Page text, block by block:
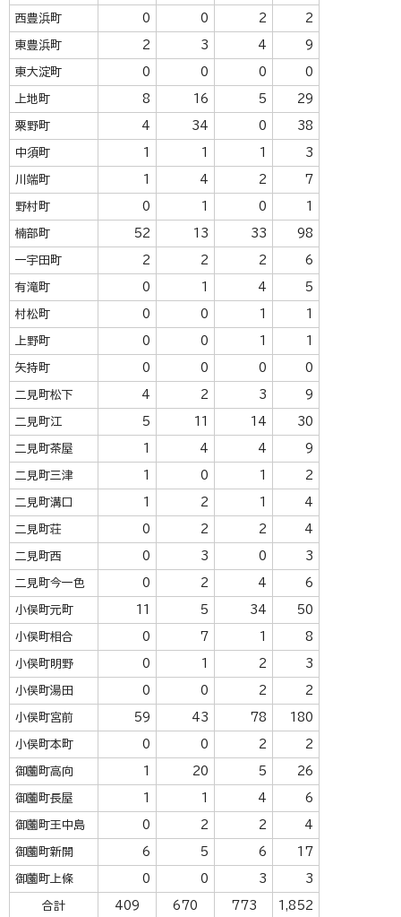
西豊浜町 0 0 2 2
東豊浜町 2 3 4 9
東大淀町 0 0 0 0
上地町 8 16 5 29
粟野町 4 34 0 38
中須町 3
川端町 4 2 7
野村町 0 0
楠部町 52 13 33 98
一宇田町 2 2 2 6
有滝町 0 4 5
村松町 0 0
上野町 0 0
矢持町 0 0 0 0
二見町松下 4 2 3 9
二見町江 5 14 30
二見町茶屋 4 4 9
二見町三津 0 2
二見町溝口 2 4
二見町荘 0 2 2 4
二見町西 0 3 0 3
二見町今一色 0 2 4 6
小俣町元町 5 34 50
小俣町相合 0 7 8
小俣町明野 0 2 3
小俣町湯田 0 0 2 2
小俣町宮前 59 43 78 180
小俣町本町 0 0 2 2
御薗町高向 20 5 26
御薗町長屋 4 6
御薗町王中島 0 2 2 4
御薗町新開 6 5 6 17
御薗町上條 0 0 3 3
合計 409 670 773 1,852